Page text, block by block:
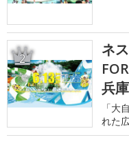
2
ネ
兵
「大
れた